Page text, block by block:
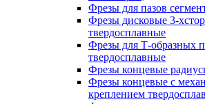
Фрезы для пазов
Фрезы дисковые 3-
твердосплавные
Фрезы для Т-образных
твердосплавные
Фрезы концевые
Фрезы концевые с
креплением